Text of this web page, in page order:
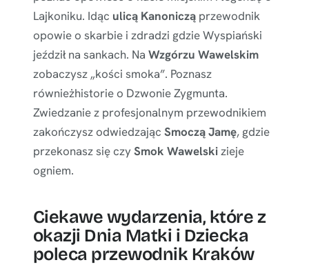
Lajkoniku. Idąc ulicą Kanoniczą przewodnik
opowie o skarbie i zdradzi gdzie Wyspiański
jeździł na sankach. Na Wzgórzu Wawelskim
zobaczysz „kości smoka”. Poznasz
równieżhistorie o Dzwonie Zygmunta.
Zwiedzanie z profesjonalnym przewodnikiem
zakończysz odwiedzając Smoczą Jamę, gdzie
przekonasz się czySmok Wawelskizieje
ogniem.
Ciekawe wydarzenia, które z
okazji Dnia Matki i Dziecka
poleca przewodnik Kraków